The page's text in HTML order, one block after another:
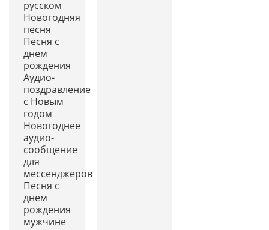
русском
Новогодняя
песня
Песня с
днем
рождения
Аудио-
поздравление
с Новым
годом
Новогоднее
аудио-
сообщение
для
мессенджеров
Песня с
днем
рождения
мужчине